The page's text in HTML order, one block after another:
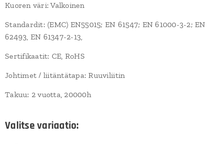
Kuoren väri: Valkoinen
Standardit: (EMC) EN55015; EN 61547; EN 61000-3-2; EN
62493, EN 61347-2-13,
Sertifikaatit: CE, RoHS
Johtimet / liitäntätapa: Ruuviliitin
Takuu: 2 vuotta, 20000h
Valitse variaatio: